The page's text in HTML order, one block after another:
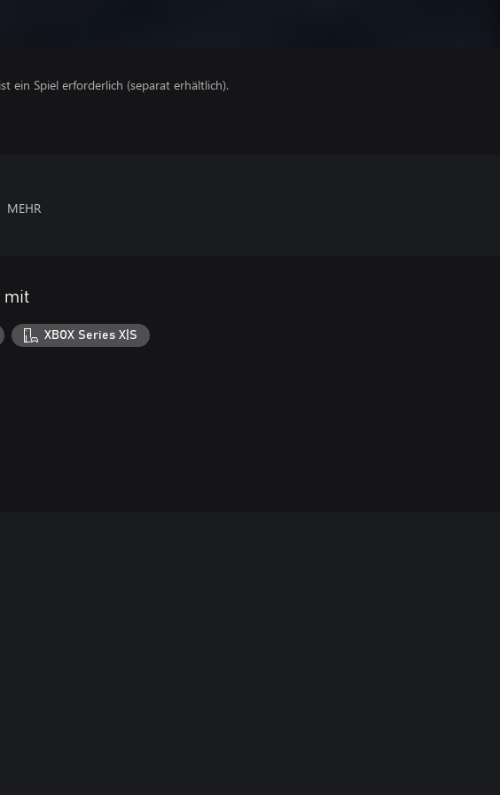
ein Spiel erforderlich (separat erhältlich).
MEHR
mit
XBOX Series X|S